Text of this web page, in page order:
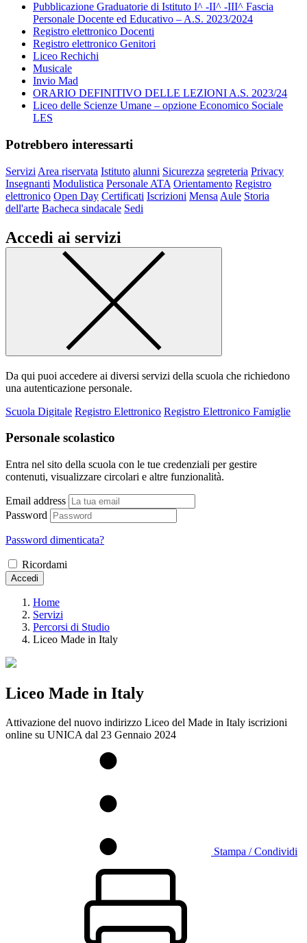
Pubblicazione Graduatorie di Istituto I^ -II^ -III^ Fascia
Personale Docente ed Educativo – A.S. 2023/2024
Registro elettronico Docenti
Registro elettronico Genitori
Liceo Rechichi
Musicale
Invio Mad
ORARIO DEFINITIVO DELLE LEZIONI A.S. 2023/24
Liceo delle Scienze Umane – opzione Economico Sociale
LES
Potrebbero interessarti
Servizi Area riservata Istituto alunni Sicurezza segreteria Privacy
Insegnanti Modulistica Personale ATA Orientamento Registro
elettronico Open Day Certificati Iscrizioni Mensa Aule Storia
dell'arte Bacheca sindacale Sedi
Accedi ai servizi
Da qui puoi accedere ai diversi servizi della scuola che richiedono
una autenticazione personale.
Scuola Digitale Registro Elettronico Registro Elettronico Famiglie
Personale scolastico
Entra nel sito della scuola con le tue credenziali per gestire
contenuti, visualizzare circolari e altre funzionalità.
Email address
Password
Password dimenticata?
Ricordami
Accedi
Home
Servizi
Percorsi di Studio
Liceo Made in Italy
Liceo Made in Italy
Attivazione del nuovo indirizzo Liceo del Made in Italy iscrizioni
online su UNICA dal 23 Gennaio 2024
Stampa / Condividi